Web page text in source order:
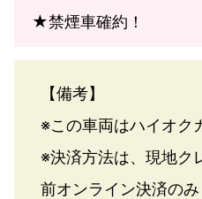
★禁煙車確約！
【備考】
※この車両はハイオク
※決済方法は、現地ク
前オンライン決済のみ